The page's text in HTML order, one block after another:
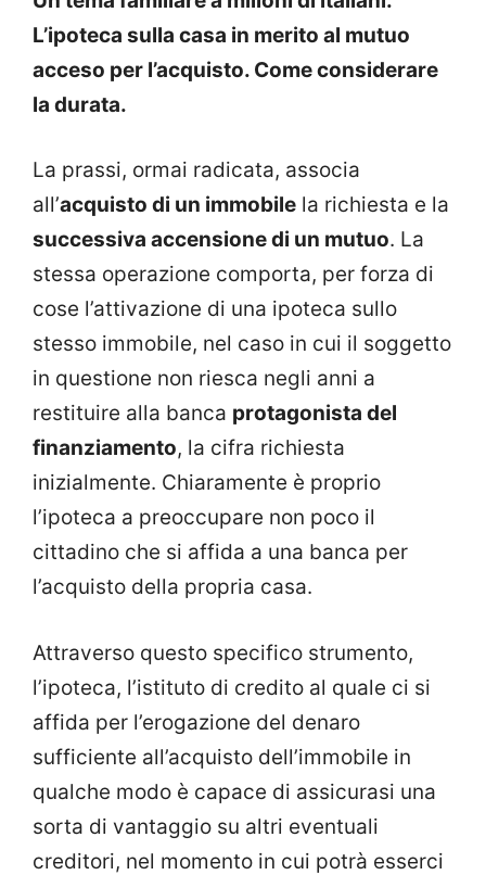
L’ipoteca sulla casa in merito al mutuo
acceso per l’acquisto. Come considerare
la durata.
La prassi, ormai radicata, associa
all’acquisto di un immobile la richiesta e la
successiva accensione di un mutuo. La
stessa operazione comporta, per forza di
cose l’attivazione di una ipoteca sullo
stesso immobile, nel caso in cui il soggetto
in questione non riesca negli anni a
restituire alla banca protagonista del
finanziamento, la cifra richiesta
inizialmente. Chiaramente è proprio
l’ipoteca a preoccupare non poco il
cittadino che si affida a una banca per
l’acquisto della propria casa.
Attraverso questo specifico strumento,
l’ipoteca, l’istituto di credito al quale ci si
affida per l’erogazione del denaro
sufficiente all’acquisto dell’immobile in
qualche modo è capace di assicurasi una
sorta di vantaggio su altri eventuali
creditori, nel momento in cui potrà esserci